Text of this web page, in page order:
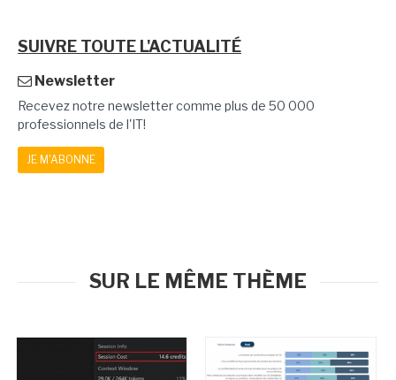
SUIVRE TOUTE L'ACTUALITÉ
Newsletter
Recevez notre newsletter comme plus de 50 000
professionnels de l'IT!
JE M'ABONNE
SUR LE MÊME THÈME